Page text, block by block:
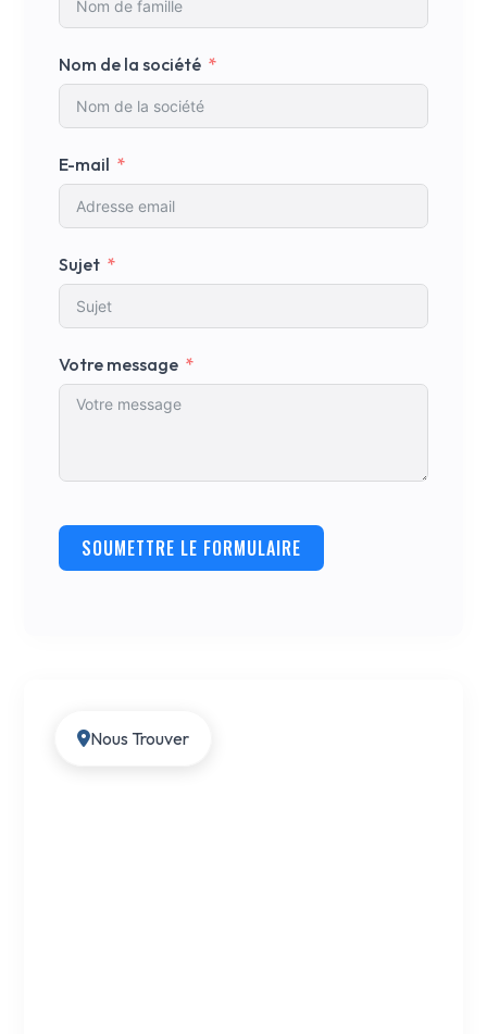
Nom de la société
E-mail
Sujet
Votre message
SOUMETTRE LE FORMULAIRE
Nous Trouver